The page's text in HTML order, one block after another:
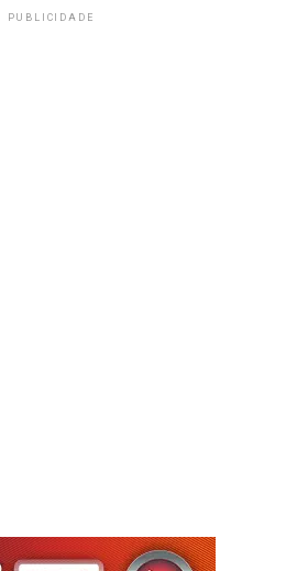
PUBLICIDADE